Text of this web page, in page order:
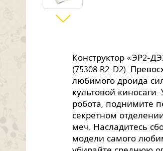
Конструктор «ЭР2-
(75308 R2-D2).
любимого дроида
культовой
робота, поднимите
секретном
меч. Насладитесь
модели самого